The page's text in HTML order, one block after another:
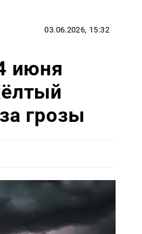
03.06.2026, 15:32
июня
грозы